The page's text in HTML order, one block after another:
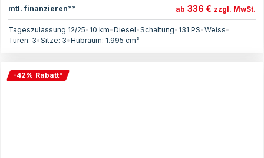
mtl. finanzieren**
ab 336 € zzgl. MwSt.
Tageszulassung 12/25• 10 km•Diesel•Schaltung• 131 PS•Weiss•
Türen: 3•Sitze: 3•Hubraum: 1.995 cm³
-42% Rabatt*